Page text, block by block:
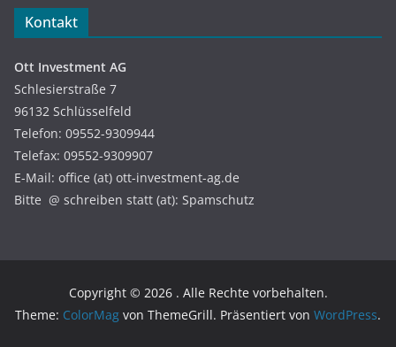
Kontakt
Ott Investment AG
Schlesierstraße 7
96132 Schlüsselfeld
Telefon: 09552-9309944
Telefax: 09552-9309907
E-Mail: office (at) ott-investment-ag.de
Bitte @ schreiben statt (at): Spamschutz
Copyright © 2026 . Alle Rechte vorbehalten.
Theme: ColorMag von ThemeGrill. Präsentiert von WordPress.